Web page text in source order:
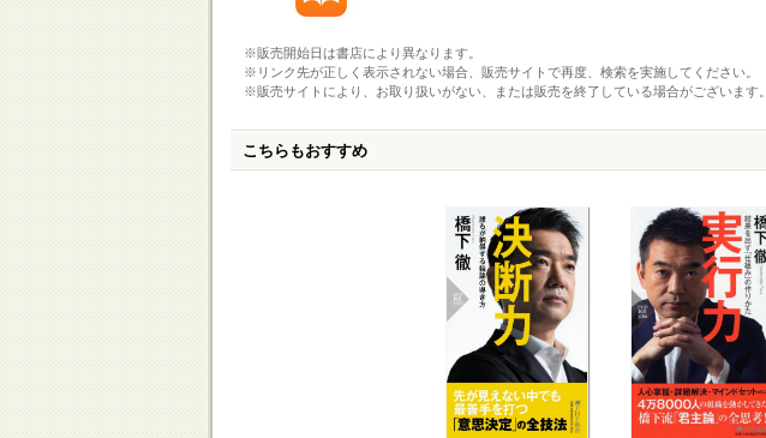
※販売開始日は書店により異なります。
※リンク先が正しく表示されない場合、販売サイトで再度、検索を実施してください。
※販売サイトにより、お取り扱いがない、または販売を終了している場合がございます。
こちらもおすすめ